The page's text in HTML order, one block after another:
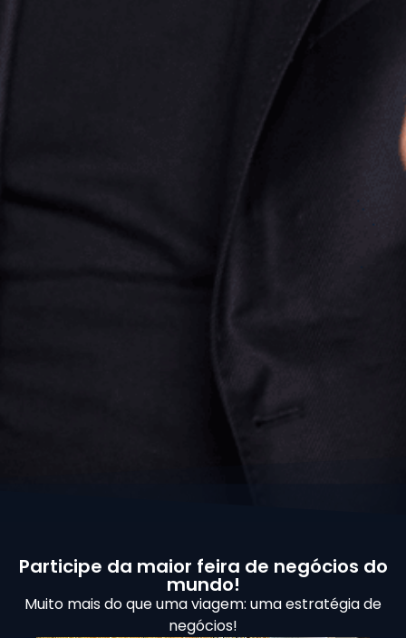
Participe da maior feira de negócios do
mundo!
Muito mais do que uma viagem: uma estratégia de
negócios!